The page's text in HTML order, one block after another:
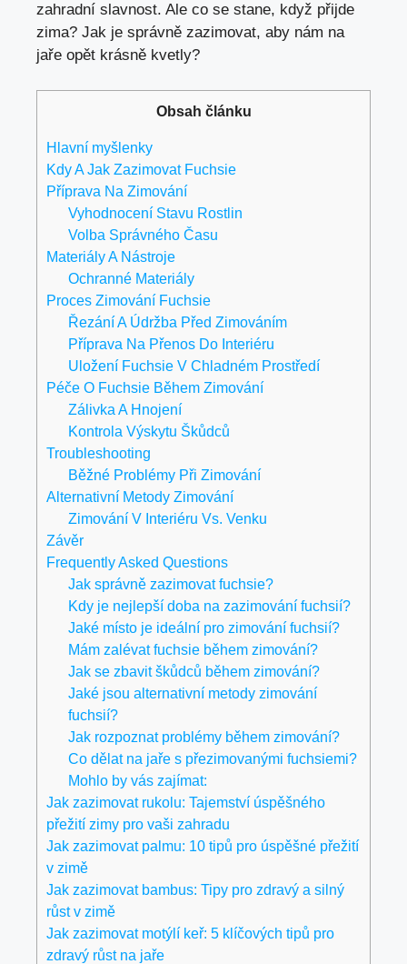
zahradní slavnost. Ale co se stane, když přijde
zima? Jak je správně zazimovat, aby nám na
jaře opět krásně kvetly?
Obsah článku
Hlavní myšlenky
Kdy A Jak Zazimovat Fuchsie
Příprava Na Zimování
Vyhodnocení Stavu Rostlin
Volba Správného Času
Materiály A Nástroje
Ochranné Materiály
Proces Zimování Fuchsie
Řezání A Údržba Před Zimováním
Příprava Na Přenos Do Interiéru
Uložení Fuchsie V Chladném Prostředí
Péče O Fuchsie Během Zimování
Zálivka A Hnojení
Kontrola Výskytu Škůdců
Troubleshooting
Běžné Problémy Při Zimování
Alternativní Metody Zimování
Zimování V Interiéru Vs. Venku
Závěr
Frequently Asked Questions
Jak správně zazimovat fuchsie?
Kdy je nejlepší doba na zazimování fuchsií?
Jaké místo je ideální pro zimování fuchsií?
Mám zalévat fuchsie během zimování?
Jak se zbavit škůdců během zimování?
Jaké jsou alternativní metody zimování
fuchsií?
Jak rozpoznat problémy během zimování?
Co dělat na jaře s přezimovanými fuchsiemi?
Mohlo by vás zajímat:
Jak zazimovat rukolu: Tajemství úspěšného
přežití zimy pro vaši zahradu
Jak zazimovat palmu: 10 tipů pro úspěšné přežití
v zimě
Jak zazimovat bambus: Tipy pro zdravý a silný
růst v zimě
Jak zazimovat motýlí keř: 5 klíčových tipů pro
zdravý růst na jaře